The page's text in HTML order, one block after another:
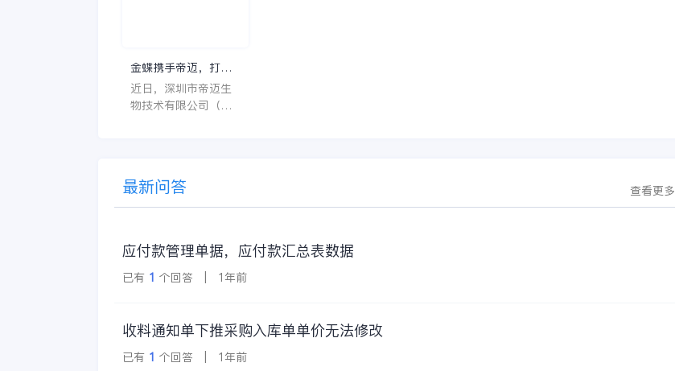
这个1000元这个数字
的时候，你是不是也
金蝶携手帝迈，打造
医疗器械行业信创数
字化标杆
近日，深圳市帝迈生
物技术有限公司（以
国）有限公司（以下
简称
最新问答 查看更多
应付款管理单据，应付款汇总表数据
已有 1 个回答 | 1年前
收料通知单下推采购入库单单价无法修改
已有 1 个回答 | 1年前